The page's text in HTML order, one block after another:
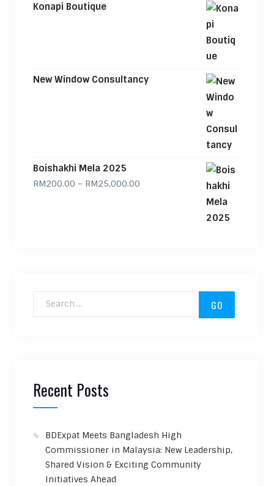
Konapi Boutique
New Window Consultancy
Boishakhi Mela 2025
RM200.00 – RM25,000.00Price range: RM200.00 through
Recent Posts
BDExpat Meets Bangladesh High
Commissioner in Malaysia: New Leadership,
Shared Vision & Exciting Community
Initiatives Ahead